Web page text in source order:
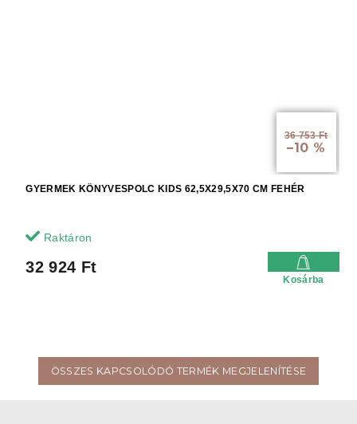
36 753 Ft
–10 %
GYERMEK KÖNYVESPOLC KIDS 62,5X29,5X70 CM FEHÉR
Raktáron
32 924 Ft
Kosárba
ÖSSZES KAPCSOLÓDÓ TERMÉK MEGJELENÍTÉSE